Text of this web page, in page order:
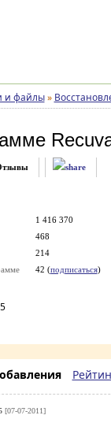
и файлы »
1 416 370
468
214
42 (подписаться)
[07-07-2011]